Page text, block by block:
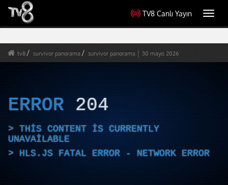
TV8 Canlı Yayın
tv8 survivor panorama survivor panorama │ 30 mayıs 2026
ERROR 204
THIS CONTENT IS CURRENTLY
UNAVAILABLE
HLS.JS FATAL ERROR - NETWORK ERROR